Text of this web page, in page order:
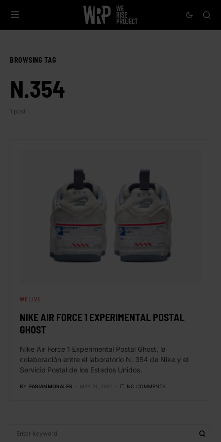
BROWSING TAG
N.354
1 post
WE LIVE
NIKE AIR FORCE 1 EXPERIMENTAL POSTAL
GHOST
Nike Air Force 1 Experimental Postal Ghost, la
colaboración entre el laboratorio N. 354 de Nike y el
Servicio Postal de los Estados Unidos.
BY FABIÁN MORALES MAY 31, 2021 NO COMMENTS